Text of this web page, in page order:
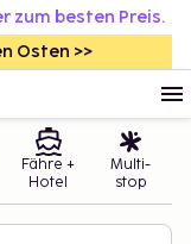
zum besten Preis.
Osten >>
Fähre +
Hotel
Multi-
stop